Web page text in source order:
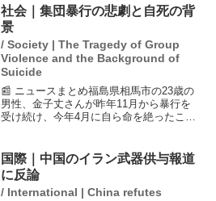
などからは「ショックが大きすぎる」と
の声が上がり、横浜...
社会｜集団暴行の悲劇と自死の背
景
/ Society | The Tragedy of Group
Violence and the Background of
Suicide
📰 ニュースまとめ福島県相馬市の23歳の
男性、金子丈さんが昨年11月から暴行を
受け続け、今年4月に自ら命を絶ったこと
自死との因果関係は証明されていませ
ん。丈さんの両親は...
国際｜中国のイラン武器供与報道
に反論
/ International | China refutes